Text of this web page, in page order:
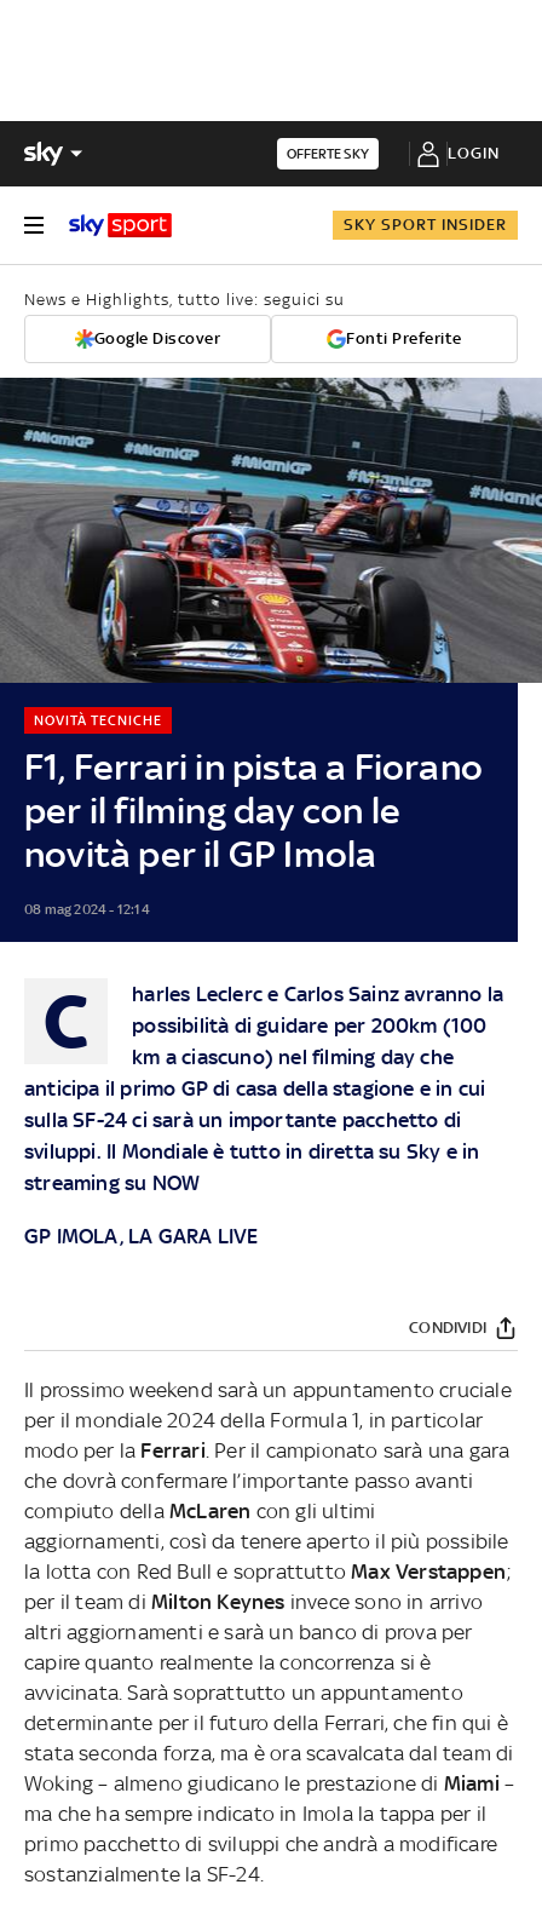
OFFERTE SKY LOGIN
SKY SPORT INSIDER
News e Highlights, tutto live: seguici su
Google Discover Fonti Preferite
F1, Ferrari in pista a Fiorano
per il filming day con le
novità per il GP Imola
NOVITÀ TECNICHE
08 mag 2024 - 12:14
C
harles Leclerc e Carlos Sainz avranno la
possibilità di guidare per 200km (100
km a ciascuno) nel filming day che
anticipa il primo GP di casa della stagione e in cui
sulla SF-24 ci sarà un importante pacchetto di
sviluppi. Il Mondiale è tutto in diretta su Sky e in
streaming su NOW
GP IMOLA, LA GARA LIVE
CONDIVIDI
Il prossimo weekend sarà un appuntamento cruciale
per il mondiale 2024 della Formula 1, in particolar
modo per la Ferrari . Per il campionato sarà una gara
che dovrà confermare l’importante passo avanti
compiuto della McLaren con gli ultimi
aggiornamenti, così da tenere aperto il più possibile
la lotta con Red Bull e soprattuttoMax Verstappen;
per il team di Milton Keynes invece sono in arrivo
altri aggiornamenti e sarà un banco di prova per
capire quanto realmente la concorrenza si è
avvicinata. Sarà soprattutto un appuntamento
determinante per il futuro della Ferrari, che fin qui è
stata seconda forza, ma è ora scavalcata dal team di
Woking – almeno giudicano le prestazione di Miami–
ma che ha sempre indicato in Imola la tappa per il
primo pacchetto di sviluppi che andrà a modificare
sostanzialmente la SF-24.